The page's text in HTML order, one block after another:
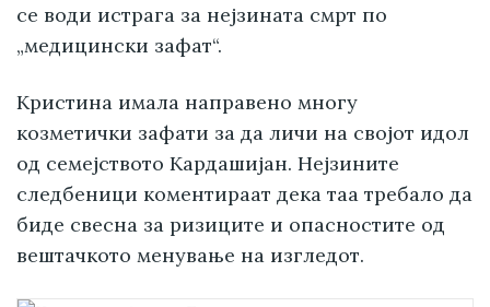
се води истрага за нејзината смрт по
„медицински зафат“.
Кристина имала направено многу
козметички зафати за да личи на својот идол
од семејството Кардашијан. Нејзините
следбеници коментираат дека таа требало да
биде свесна за ризиците и опасностите од
вештачкото менување на изгледот.